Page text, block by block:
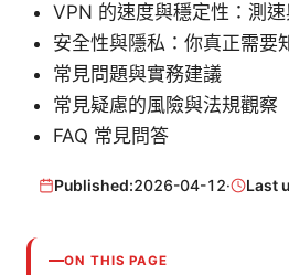
VPN 的速度與穩定性：測
安全性與隱私：你真正需要
常見問題與實務建議
常見疑慮的風險與法規觀察
FAQ 常見問答
Published:2026-04-12· Last
ON THIS PAGE